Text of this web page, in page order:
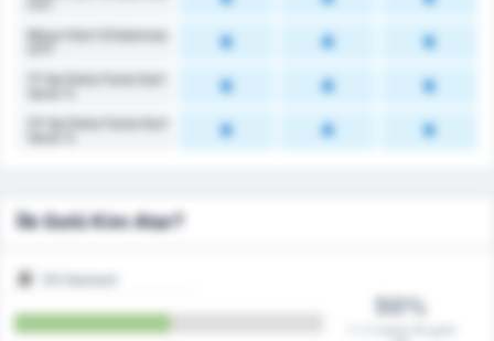
Maçın Kart Ortalaması
1Y'da Daha Fazla Kart
2Y'da Daha Fazla Kart
İlk Golü Kim Atar?
VV Gemert
50%